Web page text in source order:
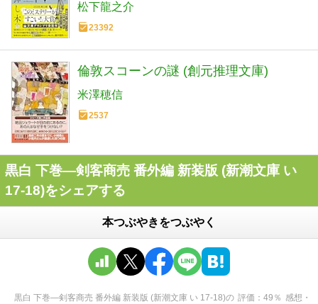
松下龍之介
23392
倫敦スコーンの謎 (創元推理文庫)
米澤穂信
2537
黒白 下巻―剣客商売 番外編 新装版 (新潮文庫 い
17-18)をシェアする
本つぶやきをつぶやく
黒白 下巻―剣客商売 番外編 新装版 (新潮文庫 い 17-18)の 評価 49 ％ 感想・